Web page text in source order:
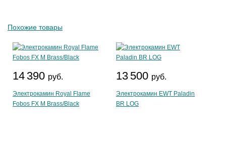
Похожие товары
14 390 руб.
Электрокамин Royal Flame
Fobos FX M Brass/Black
13 500 руб.
Электрокамин EWT Paladin
BR LOG